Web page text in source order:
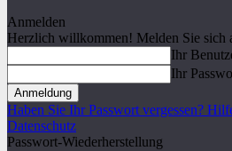
Anmelden
Herzlich willkommen! Melden Sie sich
Ihr
Ihr
Haben Sie Ihr Passwort vergessen?
Datenschutz
Passwort-Wiederherstellung